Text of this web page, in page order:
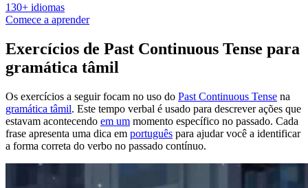
130+ idiomas
Comece a aprender
Exercícios de Past Continuous Tense para
gramática tâmil
Os exercícios a seguir focam no uso do Past Continuous Tense na
gramática tâmil. Este tempo verbal é usado para descrever ações que
estavam acontecendo em um momento específico no passado. Cada
frase apresenta uma dica em português para ajudar você a identificar
a forma correta do verbo no passado contínuo.